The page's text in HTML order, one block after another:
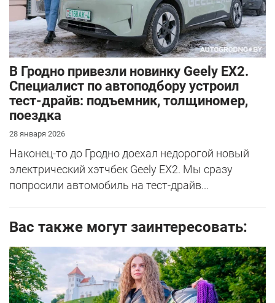
В Гродно привезли новинку Geely EX2.
Специалист по автоподбору устроил
тест-драйв: подъемник, толщиномер,
поездка
28 января 2026
Наконец-то до Гродно доехал недорогой новый
электрический хэтчбек Geely EX2. Мы сразу
попросили автомобиль на тест-драйв...
Вас также могут заинтересовать: